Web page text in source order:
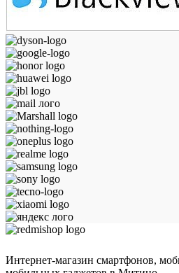
Интернет-магазин смартфонов,